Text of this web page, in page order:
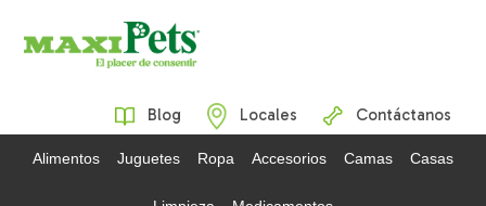
Blog Locales Contáctanos
Alimentos Juguetes Ropa Accesorios Camas Casas